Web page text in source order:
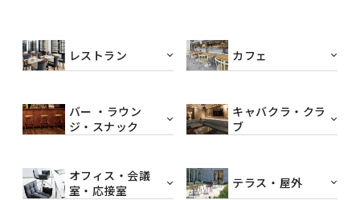
レストラン カフェ
バー ・ラウン
ジ・スナック
キャバクラ・クラ
ブ
オフィス・会議
室・応接室
テラス・屋外